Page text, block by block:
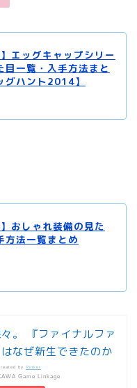
】エッグキャップシリー
目一覧・入手方法まと
グハント2014】
】おしゃれ装備の見た
方法一覧まとめ
。 『ファイナルファ
なぜ新生できたのか
by Rinker
Game Linkage